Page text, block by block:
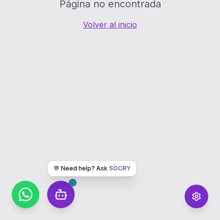
💬 Need help? Ask SOCRY
Página no encontrada
Volver al inicio